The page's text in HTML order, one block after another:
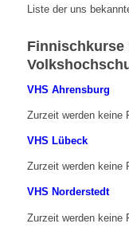
Liste der uns
Finnischkurse
VHS Ahrensburg
Zurzeit werden keine
VHS Lübeck
Zurzeit werden keine
VHS Norderstedt
Zurzeit werden keine